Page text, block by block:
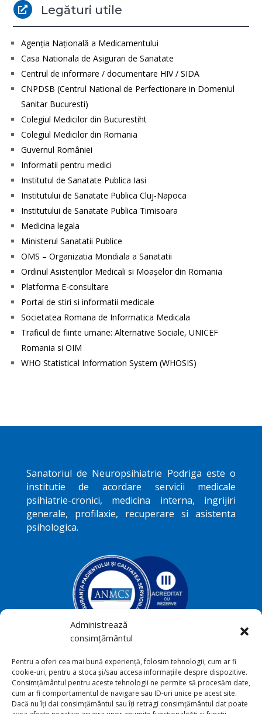
Administrează
consimțământul
Pentru a oferi cea mai bună experiență, folosim tehnologii, cum ar fi
cookie-uri, pentru a stoca și/sau accesa informațiile despre dispozitive.
Consimțământul pentru aceste tehnologii ne permite să procesăm date,
cum ar fi comportamentul de navigare sau ID-uri unice pe acest site.
Dacă nu îți dai consimțământul sau îți retragi consimțământul dat poate
 Legături utile
Agenţia Naţională a Medicamentului
Casa Nationala de Asigurari de Sanatate
Centrul de informare / documentare HIV / SIDA
CNPDSB (Centrul National de Perfectionare in Domeniul
Sanitar Bucuresti)
Colegiul Medicilor din Bucurestiht
Colegiul Medicilor din Romania
Guvernul României
Informatii pentru medici
Institutul de Sanatate Publica Iasi
Institutului de Sanatate Publica Cluj-Napoca
Institutului de Sanatate Publica Timisoara
Medicina legala
Ministerul Sanatatii Publice
OMS – Organizatia Mondiala a Sanatatii
Ordinul Asistenţilor Medicali si Moaşelor din Romania
Platforma E-consultare
Portal de stiri si informatii medicale
Societatea Romana de Informatica Medicala
Traficul de fiinte umane: Alternative Sociale, UNICEF
Romania si OIM
WHO Statistical Information System (WHOSIS)
Sanatoriul de Neuropsihiatrie Podriga este o
institutie de acordare servicii medicale
psihiatrie-cronici, medicina interna, ingrijiri
generale, profilaxie, recuperare si asistenta
psihologica.

Podriga, com. Draguseni, jud.
Botoşani
 +40231 541 211